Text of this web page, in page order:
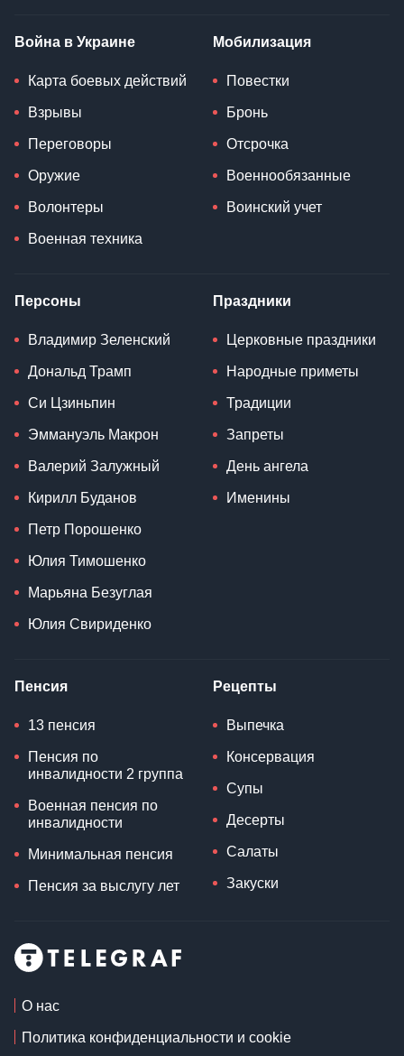
Война в Украине
Карта боевых действий
Взрывы
Переговоры
Оружие
Волонтеры
Военная техника
Мобилизация
Повестки
Бронь
Отсрочка
Военнообязанные
Воинский учет
Персоны
Владимир Зеленский
Дональд Трамп
Си Цзиньпин
Эммануэль Макрон
Валерий Залужный
Кирилл Буданов
Петр Порошенко
Юлия Тимошенко
Марьяна Безуглая
Юлия Свириденко
Праздники
Церковные праздники
Народные приметы
Традиции
Запреты
День ангела
Именины
Пенсия
13 пенсия
Пенсия по
инвалидности 2 группа
Военная пенсия по
инвалидности
Минимальная пенсия
Пенсия за выслугу лет
Рецепты
Выпечка
Консервация
Супы
Десерты
Салаты
Закуски
О нас
Политика конфиденциальности и cookie